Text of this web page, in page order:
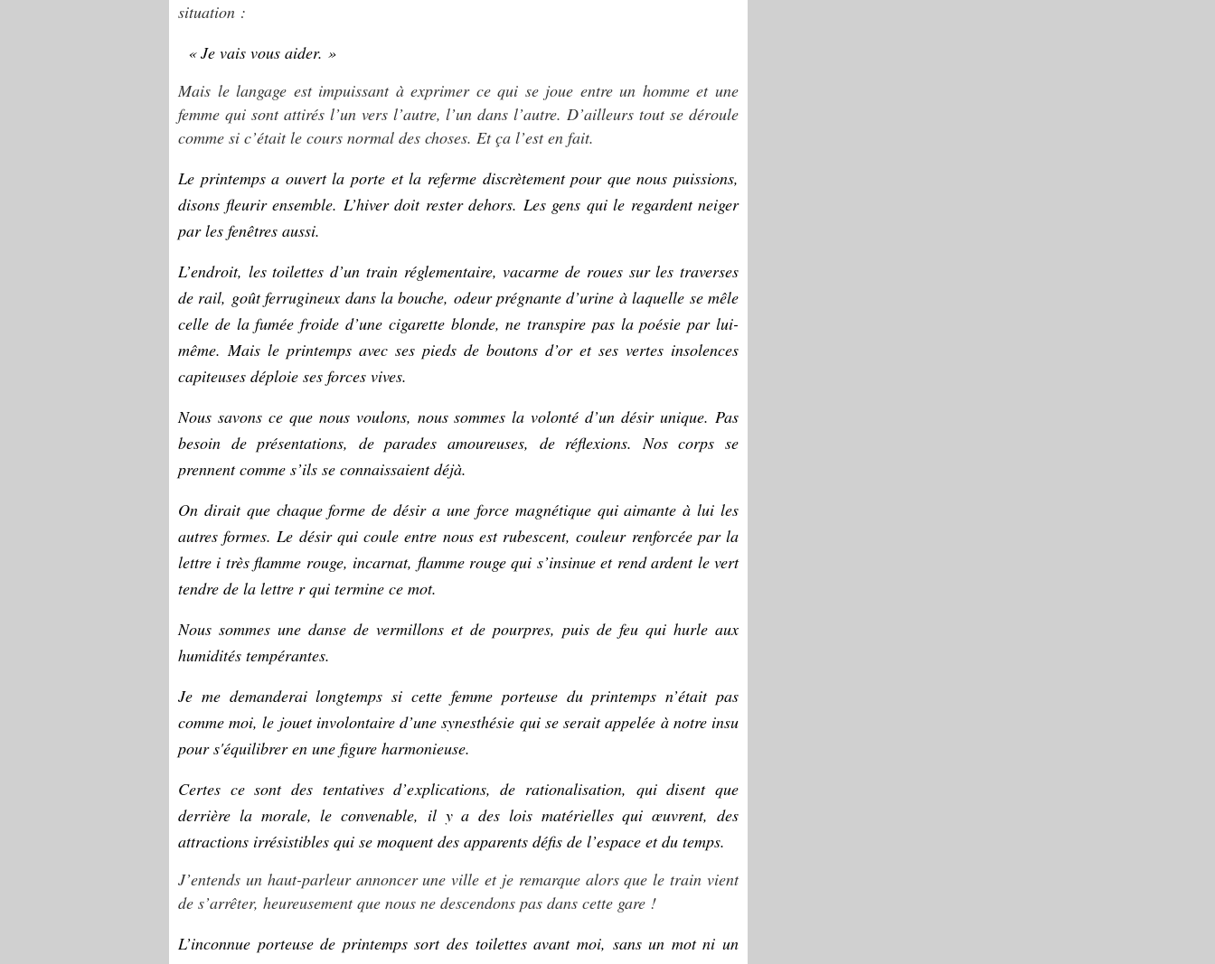
situation :
« Je vais vous aider. »
Mais le langage est impuissant à exprimer ce qui se joue entre un homme et une
femme qui sont attirés l’un vers l’autre, l’un dans l’autre. D’ailleurs tout se déroule
comme si c’était le cours normal des choses. Et ça l’est en fait.
Le printemps a ouvert la porte et la referme discrètement pour que nous puissions,
disons fleurir ensemble. L’hiver doit rester dehors. Les gens qui le regardent neiger
par les fenêtres aussi.
L’endroit, les toilettes d’un train réglementaire, vacarme de roues sur les traverses
de rail, goût ferrugineux dans la bouche, odeur prégnante d’urine à laquelle se mêle
celle de la fumée froide d’une cigarette blonde, ne transpire pas la poésie par lui-
même. Mais le printemps avec ses pieds de boutons d’or et ses vertes insolences
capiteuses déploie ses forces vives.
Nous savons ce que nous voulons, nous sommes la volonté d’un désir unique. Pas
besoin de présentations, de parades amoureuses, de réflexions. Nos corps se
prennent comme s’ils se connaissaient déjà.
On dirait que chaque forme de désir a une force magnétique qui aimante à lui les
autres formes. Le désir qui coule entre nous est rubescent, couleur renforcée par la
lettre i très flamme rouge, incarnat, flamme rouge qui s’insinue et rend ardent le vert
tendre de la lettre r qui termine ce mot.
Nous sommes une danse de vermillons et de pourpres, puis de feu qui hurle aux
humidités tempérantes.
Je me demanderai longtemps si cette femme porteuse du printemps n’était pas
comme moi, le jouet involontaire d’une synesthésie qui se serait appelée à notre insu
pour s'équilibrer en une figure harmonieuse.
Certes ce sont des tentatives d’explications, de rationalisation, qui disent que
derrière la morale, le convenable, il y a des lois matérielles qui œuvrent, des
attractions irrésistibles qui se moquent des apparents défis de l’espace et du temps.
J’entends un haut-parleur annoncer une ville et je remarque alors que le train vient
de s’arrêter, heureusement que nous ne descendons pas dans cette gare !
L’inconnue porteuse de printemps sort des toilettes avant moi, sans un mot ni un